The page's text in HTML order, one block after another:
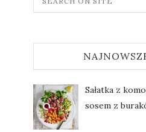
Sałatka z
sosem z